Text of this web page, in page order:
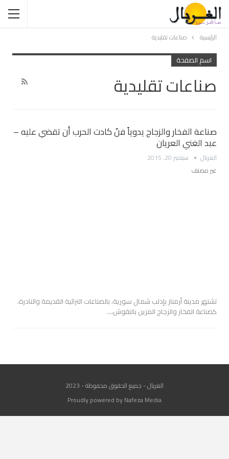
الرئيسية صناعات تقليدية
اسم الصفحة
صناعات تقليدية
صناعة الفخار والزجاج يدوياً فنٌ كادت الحرب أن تقضي عليه –
عبد الغني العريان
الغربال
سبتمبر 20, 2015
غير مصنف
تشتهر مدينة أرمناز بإدلب شمال سورية، بالصناعات التراثية القديمة والنادرة،
كصناعة الفخار والزجاج المزين بالنقوش،…
الغربال - جميع الحقوق محفوظة - 2023
Proudly powered by Nafeza Media